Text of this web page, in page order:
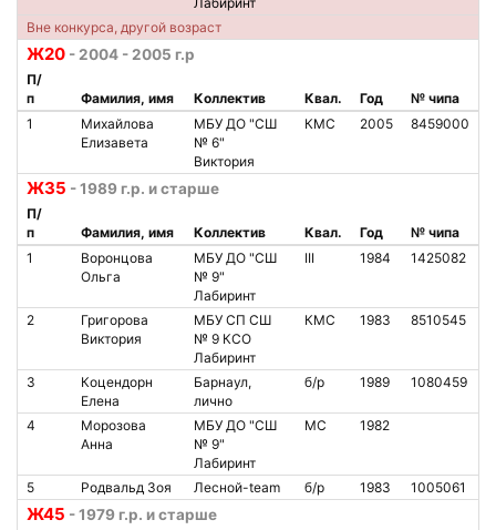
Вне конкурса, другой возраст
Ж20 - 2004 - 2005 г.р
П/
п
Фамилия, имя Коллектив Квал. Год
№ чипа
1
Михайлова
Елизавета
МБУ ДО "СШ
№ 6"
Виктория
КМС 2005 8459000
Ж35 - 1989 г.р. и старше
П/
п
Фамилия, имя Коллектив Квал. Год
№ чипа
1
Воронцова
Ольга
МБУ ДО "СШ
№ 9"
Лабиринт
III 1984 1425082
2
Григорова
Виктория
МБУ СП СШ
№ 9 КСО
Лабиринт
КМС 1983 8510545
3
Коцендорн
Елена
Барнаул,
лично
б/р 1989 1080459
4
Морозова
Анна
МБУ ДО "СШ
№ 9"
Лабиринт
МС 1982
5 Родвальд Зоя Лесной-team б/р 1983 1005061
Ж45 - 1979 г.р. и старше